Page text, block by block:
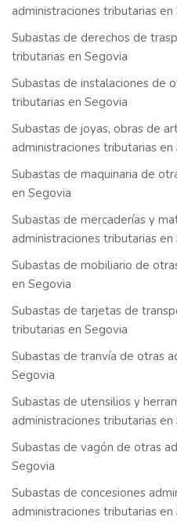
administraciones tributarias en
Subastas de derechos de
tributarias en Segovia
Subastas de instalaciones de
tributarias en Segovia
Subastas de joyas, obras de
administraciones tributarias en
Subastas de maquinaria de
en Segovia
Subastas de mercaderías y
administraciones tributarias en
Subastas de mobiliario de
en Segovia
Subastas de tarjetas de
tributarias en Segovia
Subastas de tranvía de otras
Segovia
Subastas de utensilios y
administraciones tributarias en
Subastas de vagón de otras
Segovia
Subastas de concesiones
administraciones tributarias en